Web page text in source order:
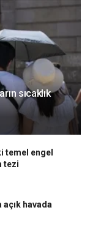
sıcaklık
temel engel
tezi
havada